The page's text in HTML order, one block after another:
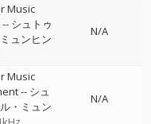
Music
-- シュトゥ
ュンヒン
N/A
Music
-- シュ
・ミュン
N/A